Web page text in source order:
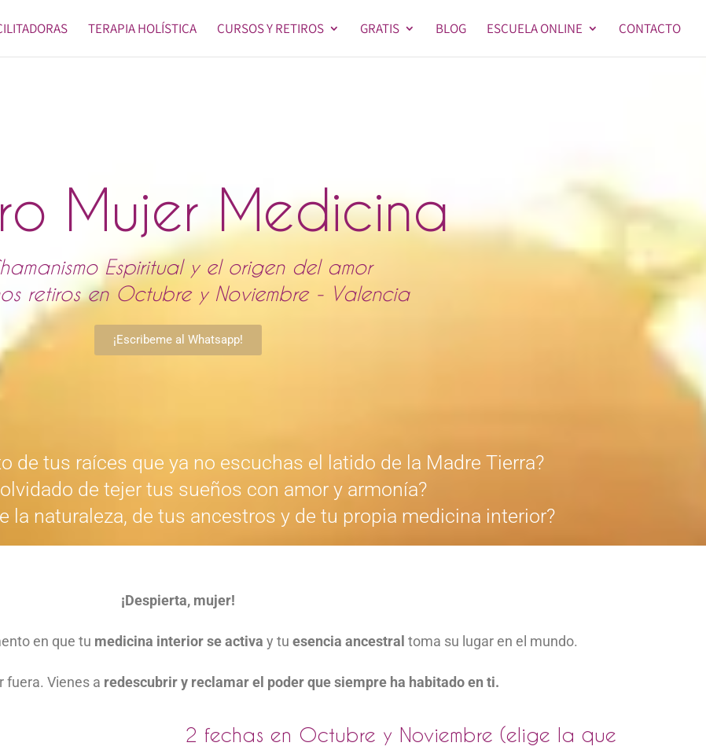
TERAPIA HOLÍSTICA CURSOS Y RETIROS GRATIS BLOG ESCUELA ONLINE CONTACTO
Mujer Medicina
Espiritual y el origen del amor
retiros en Octubre y Noviembre - Valencia
¡Escribeme al Whatsapp!
de tus raíces que ya no escuchas el latido de la Madre Tierra?
de tejer tus sueños con amor y armonía?
la naturaleza, de tus ancestros y de tu propia medicina interior?
¡Despierta, mujer!
en que tu medicina interior se activa y tu esencia ancestral toma su lugar en el mundo.
fuera. Vienes a redescubrir y reclamar el poder que siempre ha habitado en ti.
2 fechas en Octubre y Noviembre (elige la que